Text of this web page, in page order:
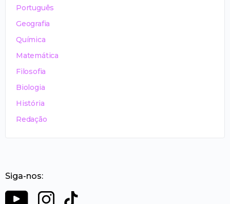
Português
Geografia
Química
Matemática
Filosofia
Biologia
História
Redação
Siga-nos: